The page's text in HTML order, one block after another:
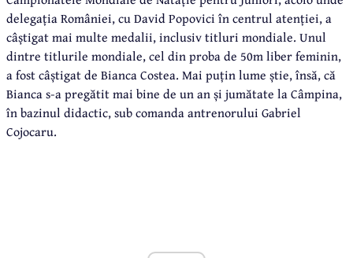
delegația României, cu David Popovici în centrul atenției, a
câștigat mai multe medalii, inclusiv titluri mondiale. Unul
dintre titlurile mondiale, cel din proba de 50m liber feminin,
a fost câștigat de Bianca Costea. Mai puțin lume știe, însă, că
Bianca s-a pregătit mai bine de un an și jumătate la Câmpina,
în bazinul didactic, sub comanda antrenorului Gabriel
Cojocaru.